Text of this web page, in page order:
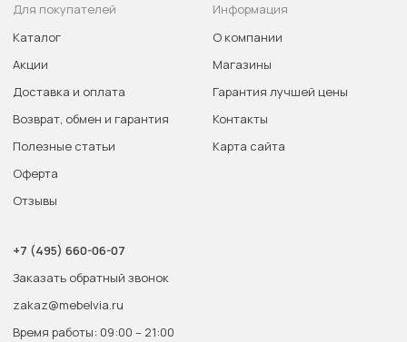
Для покупателей
Каталог
Акции
Доставка и оплата
Возврат, обмен и гарантия
Полезные статьи
Оферта
Отзывы
Информация
О компании
Магазины
Гарантия лучшей цены
Контакты
Карта сайта
+7 (495) 660-06-07
Заказать обратный звонок
zakaz@mebelvia.ru
Время работы: 09:00 – 21:00